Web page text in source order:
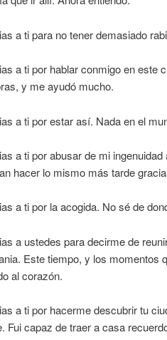
a ti para no tener demasiado
a ti por hablar conmigo en este
y me ayudó mucho.
a ti por estar así. Nada en el
a ti por abusar de mi
hacer lo mismo más tarde
a ti por la acogida. No sé de
a ustedes para decirme de
Este tiempo, y los momentos
al corazón.
a ti por hacerme descubrir tu
Fui capaz de traer a casa